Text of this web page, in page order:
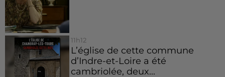
11h12
L’église de cette commune
d’Indre-et-Loire a été
cambriolée, deux...